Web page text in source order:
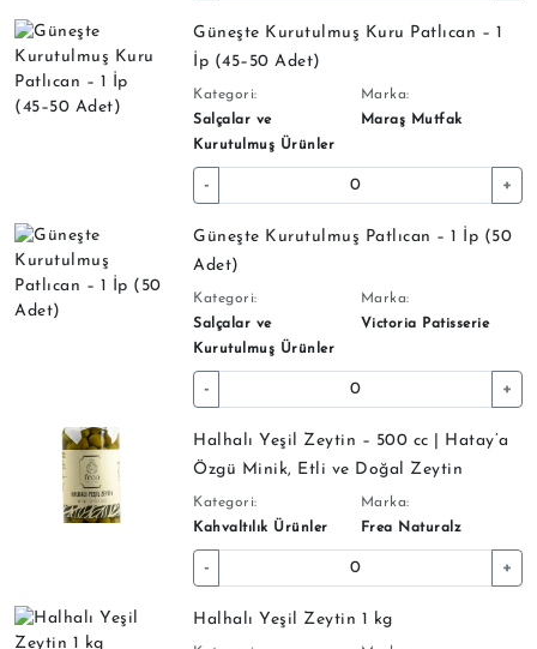
Güneşte Kurutulmuş Kuru Patlıcan – 1
İp (45–50 Adet)
Kategori:
Salçalar ve
Kurutulmuş Ürünler
Marka:
Maraş Mutfak
- +
Güneşte Kurutulmuş Patlıcan – 1 İp (50
Adet)
Kategori:
Salçalar ve
Kurutulmuş Ürünler
Marka:
Victoria Patisserie
- +
Halhalı Yeşil Zeytin – 500 cc | Hatay’a
Özgü Minik, Etli ve Doğal Zeytin
Kategori:
Kahvaltılık Ürünler
Marka:
Frea Naturalz
- +
Halhalı Yeşil Zeytin 1 kg